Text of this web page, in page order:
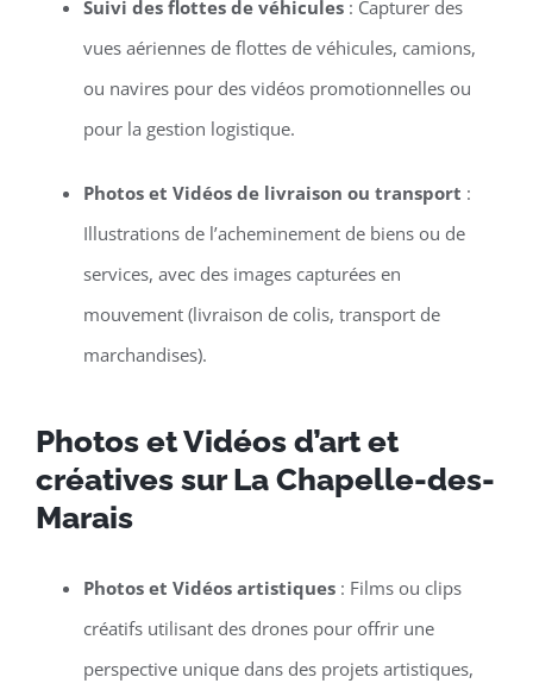
Suivi des flottes de véhicules: Capturer des
vues aériennes de flottes de véhicules, camions,
ou navires pour des vidéos promotionnelles ou
pour la gestion logistique.
Photos et Vidéos de livraison ou transport :
Illustrations de l’acheminement de biens ou de
services, avec des images capturées en
mouvement (livraison de colis, transport de
marchandises).
Photos et Vidéos d’art et
créatives sur La Chapelle-des-
Marais
Photos et Vidéos artistiques: Films ou clips
créatifs utilisant des drones pour offrir une
perspective unique dans des projets artistiques,